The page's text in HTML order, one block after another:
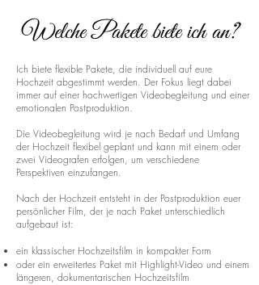
Welche Pakete biete ich an?
Ich biete flexible Pakete, die individuell auf eure
Hochzeit abgestimmt werden. Der Fokus liegt dabei
immer auf einer hochwertigen Videobegleitung und einer
emotionalen Postproduktion.
Die Videobegleitung wird je nach Bedarf und Umfang
der Hochzeit flexibel geplant und kann mit einem oder
zwei Videografen erfolgen, um verschiedene
Perspektiven einzufangen.
Nach der Hochzeit entsteht in der Postproduktion euer
persönlicher Film, der je nach Paket unterschiedlich
aufgebaut ist:
ein klassischer Hochzeitsfilm in kompakter Form
oder ein erweitertes Paket mit Highlight-Video und einem
längeren, dokumentarischen Hochzeitsfilm